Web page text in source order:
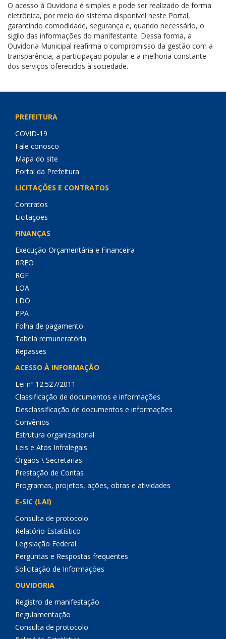
O acesso à Ouvidoria é simples e pode ser realizado de forma
eletrônica, por meio do sistema disponível neste Portal,
garantindo comodidade, segurança e, quando necessário, o
sigilo das informações do manifestante. Dessa forma, a
Ouvidoria Municipal reafirma o compromisso da gestão com a
transparência, a participação popular e a melhoria constante
dos serviços oferecidos à sociedade.
PREFEITURA
COVID-19
Fale conosco
Mapa do site
Portal da Prefeitura
LICITAÇÕES E CONTRATOS
Contratos
Licitações
FINANÇAS
Execução Orçamentária e Financeira
RREO
RGF
LOA
LDO
PPA
Folha de pagamento
Tabela remuneratória
Repasses
ACESSO À INFORMAÇÃO
Lei nº 12.527/2011
Classificação de documentos e informações
Desclassificação de documentos e informações
Convênios
Estrutura organizacional
Leis e Atos Infralegais
Órgãos \ Secretarias
Prestação de Contas
Programas, projetos, ações, obras e atividades
E-SIC (LAI)
Consulta de protocolo
Relatório Estatístico
Legislação Federal
Perguntas e Respostas frequentes
Solicitação de Informações
OUVIDORIA
Registro de manifestação
Regulamentação
Consulta de protocolo